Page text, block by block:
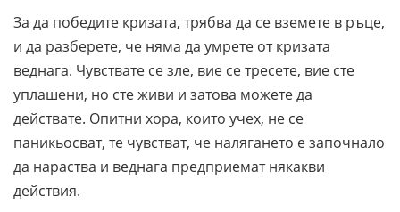
За да победите кризата, трябва да се вземете в ръце,
и да разберете, че няма да умрете от кризата
веднага. Чувствате се зле, вие се тресете, вие сте
уплашени, но сте живи и затова можете да
действате. Опитни хора, които учех, не се
паникьосват, те чувстват, че налягането е започнало
да нараства и веднага предприемат някакви
действия.